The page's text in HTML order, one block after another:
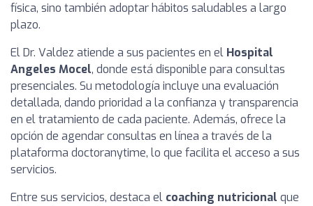
física, sino también adoptar hábitos saludables a largo
plazo.
El Dr. Valdez atiende a sus pacientes en el Hospital
Angeles Mocel, donde está disponible para consultas
presenciales. Su metodología incluye una evaluación
detallada, dando prioridad a la confianza y transparencia
en el tratamiento de cada paciente. Además, ofrece la
opción de agendar consultas en línea a través de la
plataforma doctoranytime, lo que facilita el acceso a sus
servicios.
Entre sus servicios, destaca el coaching nutricional que